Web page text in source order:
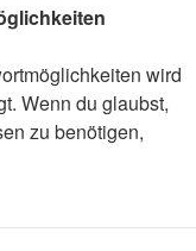
wird
Wenn du glaubst,
zu benötigen,